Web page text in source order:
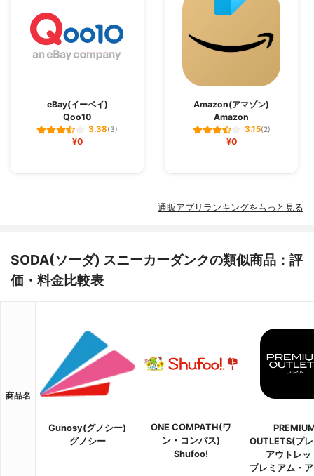
eBay(イーベイ)
Qoo10
3.38(3)
¥0
Amazon(アマゾン)
Amazon
3.15(2)
¥0
通販アプリランキングをもっと見る
SODA(ソーダ) スニーカーダンクの類似商品：評
価・料金比較表
商品名
Gunosy(グノシー)
グノシー
ONE COMPATH(ワ
ン・コンパス)
Shufoo!
OUTLETS(プ
アウトレッ
プレミアム・